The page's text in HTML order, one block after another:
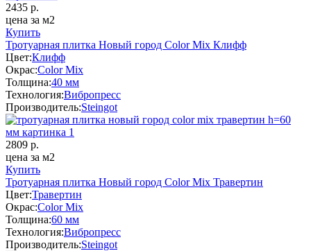
2435 р.
цена за м2
Купить
Тротуарная плитка Новый город Color Mix Клифф
Цвет:Клифф
Окрас:Color Mix
Толщина:40 мм
Технология:Вибропресс
Производитель:Steingot
2809 р.
цена за м2
Купить
Тротуарная плитка Новый город Color Mix Травертин
Цвет:Травертин
Окрас:Color Mix
Толщина:60 мм
Технология:Вибропресс
Производитель:Steingot